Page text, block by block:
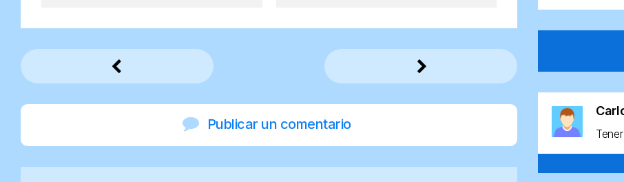
Publicar un comentario